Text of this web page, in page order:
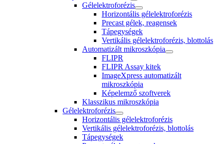
Gélelektroforézis
Horizontális gélelektroforézis
Precast gélek, reagensek
Tápegységek
Vertikális gélelektroforézis, blottolás
Automatizált mikroszkópia
FLIPR
FLIPR Assay kitek
ImageXpress automatizált
mikroszkópia
Képelemző szoftverek
Klasszikus mikroszkópia
Gélelektroforézis
Horizontális gélelektroforézis
Vertikális gélelektroforézis, blottolás
Tápegységek